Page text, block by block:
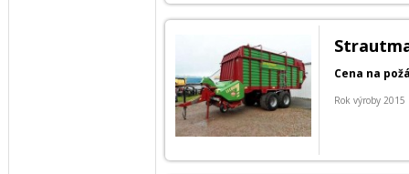
Cena na
Rok výroby 2015